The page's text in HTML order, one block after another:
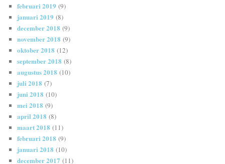
februari 2019 (9)
januari 2019 (8)
december 2018 (9)
november 2018 (9)
oktober 2018 (12)
september 2018 (8)
augustus 2018 (10)
juli 2018 (7)
juni 2018 (10)
mei 2018 (9)
april 2018 (8)
maart 2018 (11)
februari 2018 (9)
januari 2018 (10)
december 2017 (11)